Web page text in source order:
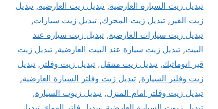
تبديل زيت السيارة العارضية, تبديل زيت العارضية, تبديل
زيت القير , تبديل زيت المحرك, تبديل زيت سيارات,
تبديل زيت سيارات العارضية, تبديل زيت سيارة عند
البيت, تبديل زيت سيارة عند البيت العارضية, تبديل زيت
قير اتوماتيك, تبديل زيت متنقل, تبديل زيت وفلتر , تبديل
زيت وفلتر السيارة, تبديل زيت وفلتر السيارة العارضية,
تبديل زيت وفلتر امام المنزل, تبديل زيوت السيارة,